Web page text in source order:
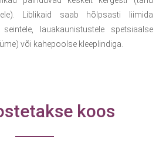
Liblikaid saab hõlpsasti liimida
lauakaunistustele spetsiaalse
või kahepoolse kleeplindiga.
koos